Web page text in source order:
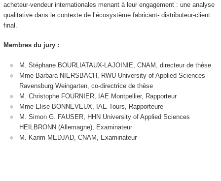
acheteur-vendeur internationales menant à leur engagement : une analyse
qualitative dans le contexte de l’écosystème fabricant- distributeur-client
final.
Membres du jury :
M. Stéphane BOURLIATAUX-LAJOINIE, CNAM, directeur de thèse
Mme Barbara NIERSBACH, RWU University of Applied Sciences
Ravensburg Weingarten, co-directrice de thèse
M. Christophe FOURNIER, IAE Montpellier, Rapporteur
Mme Elise BONNEVEUX, IAE Tours, Rapporteure
M. Simon G. FAUSER, HHN University of Applied Sciences
HEILBRONN (Allemagne), Examinateur
M. Karim MEDJAD, CNAM, Examinateur